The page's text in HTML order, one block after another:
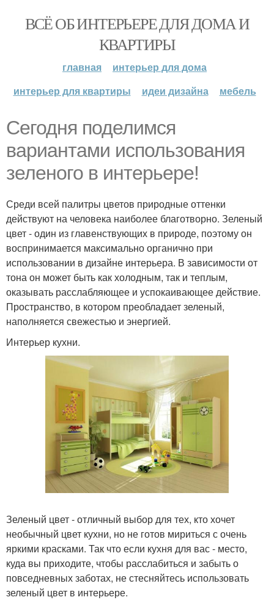
ВСЁ ОБ ИНТЕРЬЕРЕ ДЛЯ ДОМА И
КВАРТИРЫ
главная
интерьер для дома
интерьер для квартиры
идеи дизайна мебель
Сегодня поделимся
вариантами использования
зеленого в интерьере!
Среди всей палитры цветов природные оттенки
действуют на человека наиболее благотворно. Зеленый
цвет - один из главенствующих в природе, поэтому он
воспринимается максимально органично при
использовании в дизайне интерьера. В зависимости от
тона он может быть как холодным, так и теплым,
оказывать расслабляющее и успокаивающее действие.
Пространство, в котором преобладает зеленый,
наполняется свежестью и энергией.
Интерьер кухни.
Зеленый цвет - отличный выбор для тех, кто хочет
необычный цвет кухни, но не готов мириться с очень
яркими красками. Так что если кухня для вас - место,
куда вы приходите, чтобы расслабиться и забыть о
повседневных заботах, не стесняйтесь использовать
зеленый цвет в интерьере.